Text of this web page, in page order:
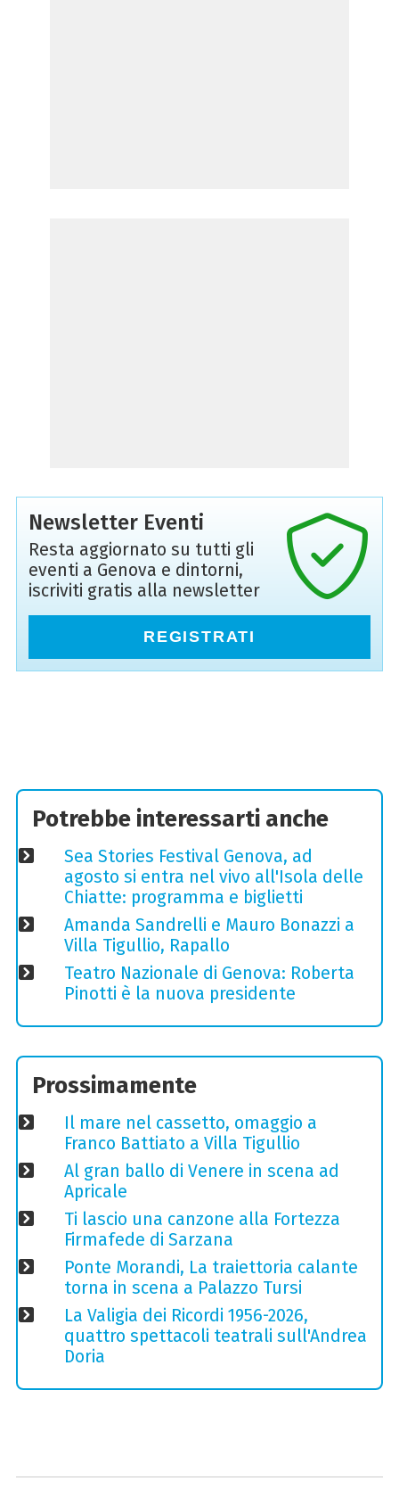
Newsletter Eventi
Resta aggiornato su tutti gli
eventi a Genova e dintorni,
iscriviti gratis alla newsletter
REGISTRATI
Potrebbe interessarti anche
Sea Stories Festival Genova, ad
agosto si entra nel vivo all'Isola delle
Chiatte: programma e biglietti
Amanda Sandrelli e Mauro Bonazzi a
Villa Tigullio, Rapallo
Teatro Nazionale di Genova: Roberta
Pinotti è la nuova presidente
Prossimamente
Il mare nel cassetto, omaggio a
Franco Battiato a Villa Tigullio
Al gran ballo di Venere in scena ad
Apricale
Ti lascio una canzone alla Fortezza
Firmafede di Sarzana
Ponte Morandi, La traiettoria calante
torna in scena a Palazzo Tursi
La Valigia dei Ricordi 1956-2026,
quattro spettacoli teatrali sull'Andrea
Doria